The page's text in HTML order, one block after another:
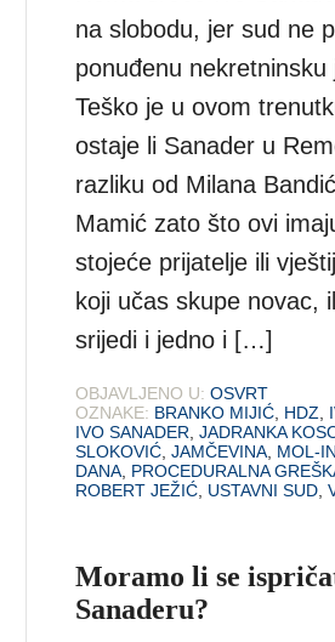
na slobodu, jer sud ne
ponuđenu nekretninsku
Teško je u ovom
ostaje li Sanader u
razliku od Milana
Mamić zato što ovi
stojeće prijatelje ili
koji učas skupe novac,
srijedi i jedno i […]
OBJAVLJENO U: OSVRT
OZNAKE: BRANKO MIJIĆ, HDZ,
IVO SANADER,JADRANKA
SLOKOVIĆ,JAMČEVINA, MOL-
DANA, PROCEDURALNA
ROBERT JEŽIĆ, USTAVNI SUD,
Moramo li se
Sanaderu?